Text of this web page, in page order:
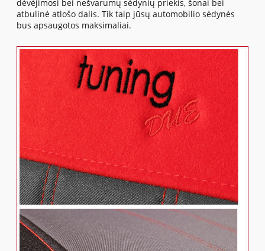
dėvėjimosi bei nešvarumų sėdynių priekis, šonai bei
atbulinė atlošo dalis. Tik taip jūsų automobilio sėdynės
bus apsaugotos maksimaliai.